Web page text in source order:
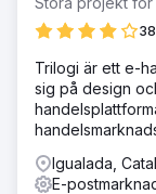
Trilogi är ett e-
sig på design
Igualada,
E-